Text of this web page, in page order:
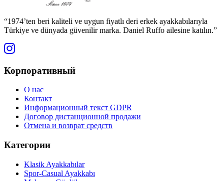
“1974’ten beri kaliteli ve uygun fiyatlı deri erkek ayakkabılarıyla
Türkiye ve dünyada güvenilir marka. Daniel Ruffo ailesine katılın.”
Корпоративный
О нас
Контакт
Информационный текст GDPR
Договор дистанционной продажи
Отмена и возврат средств
Категории
Klasik Ayakkabılar
Spor-Casual Ayakkabı